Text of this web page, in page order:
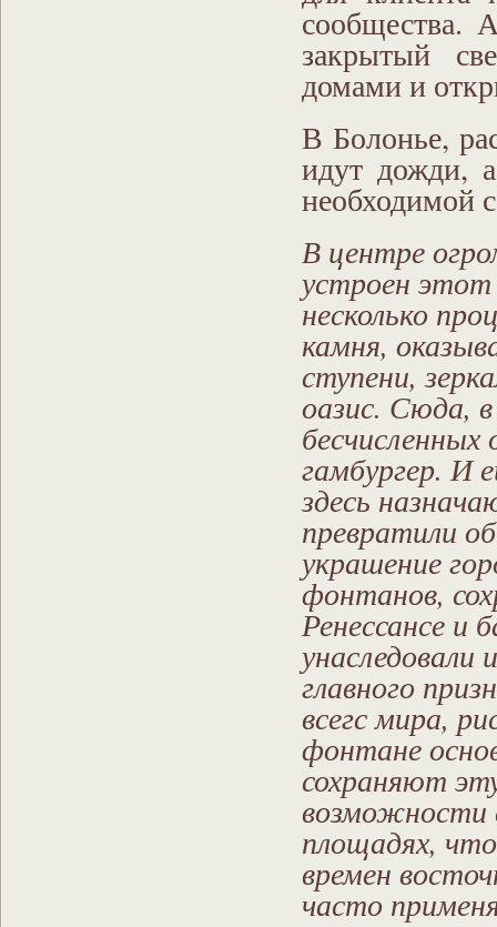
сообщества.
закрытый
домами и
В Болонье,
идут дожди,
необходимой
В центре
устроен
несколько
камня,
ступени,
оазис. Сюда,
гамбургер.
здесь
превратили
украшение
фонтанов,
Ренессансе и
унаследовали
главного
всегс мира,
фонтане
сохраняют
возможности
площадях,
времен
часто